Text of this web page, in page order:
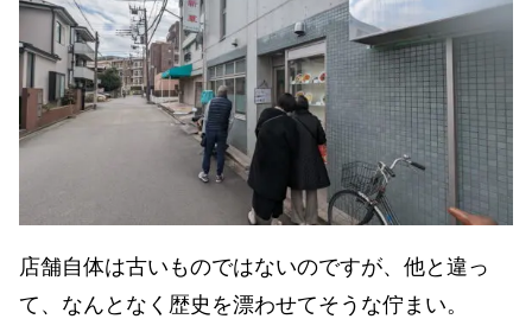
店舗自体は古いものではないのですが、他と違っ
て、なんとなく歴史を漂わせてそうな佇まい。